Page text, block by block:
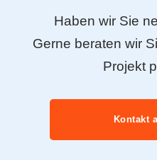
Haben wir Sie
Gerne beraten wir
Projekt
Kontakt